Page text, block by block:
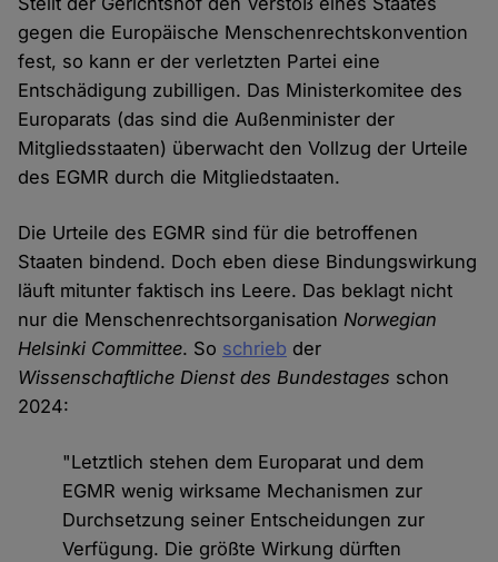
gegen die Europäische Menschenrechtskonvention
fest, so kann er der verletzten Partei eine
Entschädigung zubilligen. Das Ministerkomitee des
Europarats (das sind die Außenminister der
Mitgliedsstaaten) überwacht den Vollzug der Urteile
des EGMR durch die Mitgliedstaaten.
Die Urteile des EGMR sind für die betroffenen
Staaten bindend. Doch eben diese Bindungswirkung
läuft mitunter faktisch ins Leere. Das beklagt nicht
nur die MenschenrechtsorganisationNorwegian
Helsinki Committee. So schrieb der
Wissenschaftliche Dienst des Bundestages schon
2024:
"Letztlich stehen dem Europarat und dem
EGMR wenig wirksame Mechanismen zur
Durchsetzung seiner Entscheidungen zur
Verfügung. Die größte Wirkung dürften